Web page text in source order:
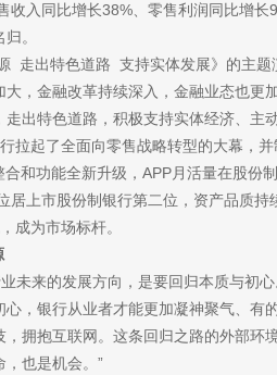
收入同比增长38%、零售利润同比增
。
出特色道路 支持实体发展》的主题演
，金融改革持续深入，金融业态也
出特色道路，积极支持实体经济、主
拉起了全面向零售战略转型的大幕，
和功能全新升级，APP月活量在股份
居上市股份制银行第二位，资产品质
成为市场标杆。
来的发展方向，是要回归本质与初心
心，银行从业者才能更加凝神聚气、
拥抱互联网。这条回归之路的外部
也是机会。”